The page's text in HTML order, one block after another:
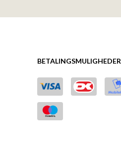
BETALINGSMULIGHEDER